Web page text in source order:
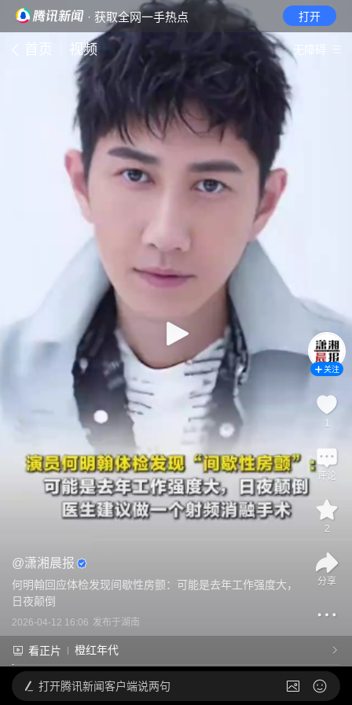
· 获取全网一手热点 打开
视频 无障碍
@潇湘晨报
何明翰回应体检发现间歇性房颤：可能是去年工作强度大，
日夜颠倒
2026-04-12 16:06 发布于湖南
看正片 橙红年代
关注
1
评论
2
分享
打开腾讯新闻客户端说两句